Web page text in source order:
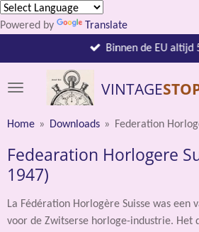
Powered by Translate
Ga
direct
de
hoofdinhoud
VINTAGE
Binnen de EU altijd
Home » Downloads » Federation
Fedearation Horlogere
1947)
La Fédération Horlogère Suisse was een
voor de Zwitserse horloge-industrie. Het